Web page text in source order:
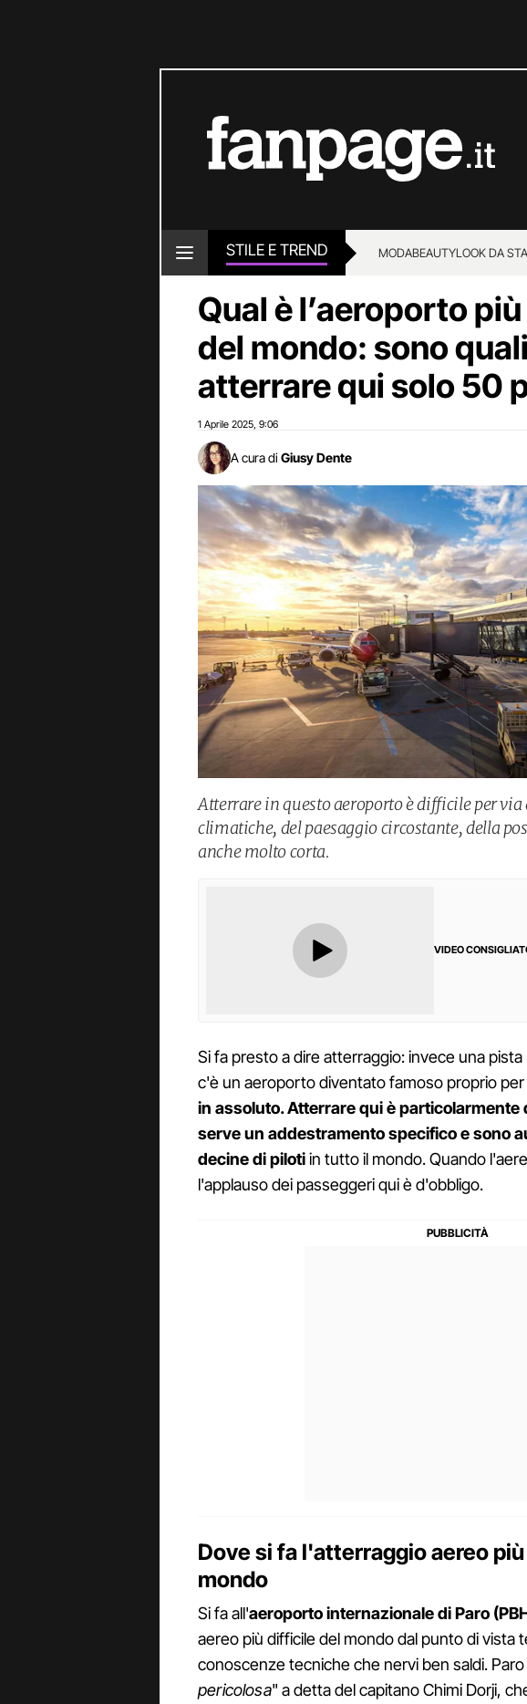
STILE E TREND MODABEAUTYLOOK DA
Qual è l’aeroporto
del mondo: sono
atterrare qui solo 50
1 Aprile 2025 9:06
A cura di Giusy Dente
Atterrare in questo aeroporto è difficile per
climatiche, del paesaggio circostante, della
anche molto corta.
VIDEO
Si fa presto a dire atterraggio: invece una pista
c'è un aeroporto diventato famoso proprio
in assoluto. Atterrare qui è particolarmente
serve un addestramento specifico e sono
decine di pilotiin tutto il mondo. Quando
l'applauso dei passeggeri qui è d'obbligo.
Dove si fa l'atterraggio aereo
mondo
Si fa all'aeroporto internazionale di Paro
aereo più difficile del mondo dal punto di vista
conoscenze tecniche che nervi ben saldi. Paro
pericolosa" a detta del capitano Chimi Dorji,